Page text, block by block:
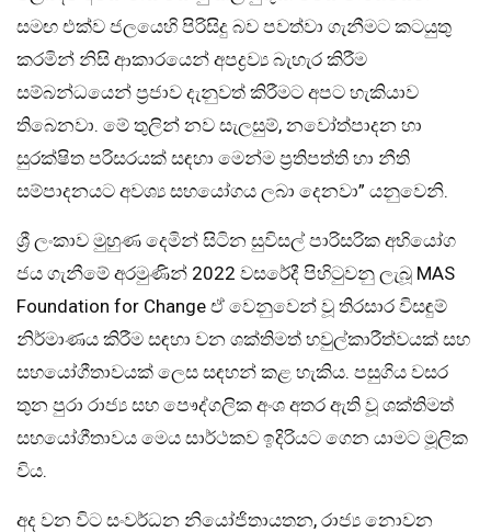
සමඟ එක්ව ජලයෙහි පිරිසිදු බව පවත්වා ගැනීමට කටයුතු
කරමින් නිසි ආකාරයෙන් අපද්‍රව්‍ය බැහැර කිරීම
සම්බන්ධයෙන් ප්‍රජාව දැනුවත් කිරීමට අපට හැකියාව
තිබෙනවා. මේ තුලින් නව සැලසුම්, නවෝත්පාදන හා
සුරක්ෂිත පරිසරයක් සඳහා මෙන්ම ප්‍රතිපත්ති හා නීති
සම්පාදනයට අවශ්‍ය සහයෝගය ලබා දෙනවා” යනුවෙනි.
ශ්‍රී ලංකාව මුහුණ දෙමින් සිටින සුවිසල් පාරිසරික අභියෝග
ජය ගැනීමේ අරමුණින් 2022 වසරේදී පිහිටුවනු ලැබූ MAS
Foundation for Change ඒ වෙනුවෙන් වූ තිරසාර විසඳුම්
නිර්මාණය කිරීම සඳහා වන ශක්තිමත් හවුල්කාරීත්වයක් සහ
සහයෝගීතාවයක් ලෙස සඳහන් කළ හැකිය. පසුගිය වසර
තුන පුරා රාජ්‍ය සහ පෞද්ගලික අංශ අතර ඇති වූ ශක්තිමත්
සහයෝගීතාවය මෙය සාර්ථකව ඉදිරියට ගෙන යාමට මූලික
විය.
අද වන විට සංවර්ධන නියෝජිතායතන, රාජ්‍ය නොවන